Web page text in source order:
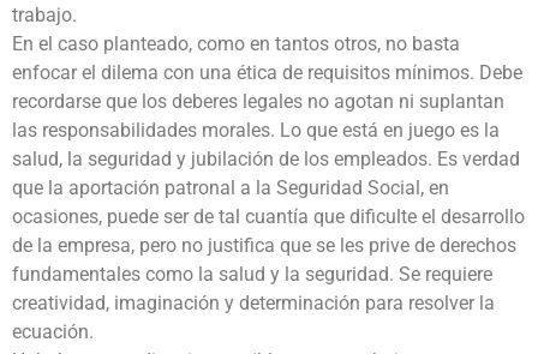
trabajo.
En el caso planteado, como en tantos otros, no basta
enfocar el dilema con una ética de requisitos mínimos. Debe
recordarse que los deberes legales no agotan ni suplantan
las responsabilidades morales. Lo que está en juego es la
salud, la seguridad y jubilación de los empleados. Es verdad
que la aportación patronal a la Seguridad Social, en
ocasiones, puede ser de tal cuantía que dificulte el desarrollo
de la empresa, pero no justifica que se les prive de derechos
fundamentales como la salud y la seguridad. Se requiere
creatividad, imaginación y determinación para resolver la
ecuación.